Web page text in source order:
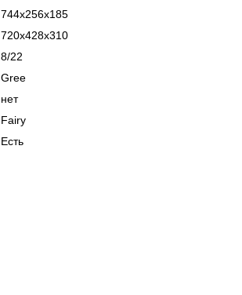
744x256x185
720x428x310
8/22
Gree
нет
Fairy
Есть